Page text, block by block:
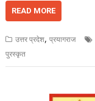
READ MORE
उत्तर प्रदेश,प्रयागराज
पुरस्कृत